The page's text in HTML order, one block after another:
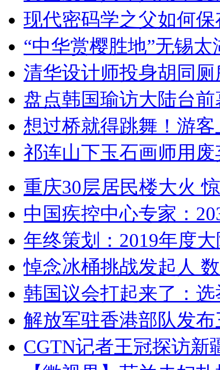
现代密码学之父如何
“中华赏樱胜地”无锡
清华设计师投身胡同
盘点韩国瑜访大陆台
想过桥就得跳舞！游客
祁连山下玉石画师用
重庆30层居民楼大火
中国疾控中心专家：
年终策划：2019年度
悼念冰桶挑战发起人
韩国议会打起来了：
解放军驻香港部队发
CGTN记者王冠探访新